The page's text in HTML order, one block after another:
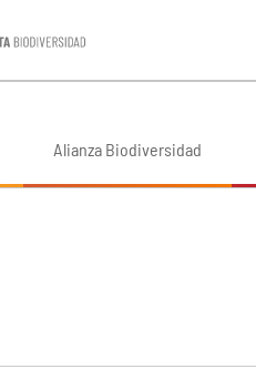
Alianza Biodiversidad